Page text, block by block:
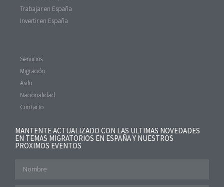
Trabajar en España
Invertir en España
Servicios
Migración
Asilo
Nacionalidad
Contacto
MANTENTE ACTUALIZADO CON LAS ULTIMAS NOVEDADES
EN TEMAS MIGRATORIOS EN ESPAÑA Y NUESTROS
PROXIMOS EVENTOS